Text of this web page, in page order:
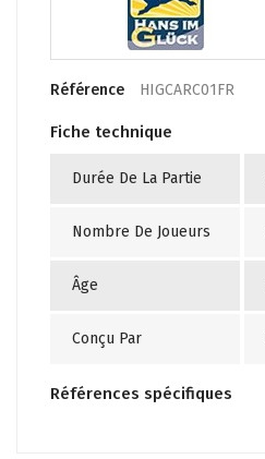
Référence HIGCARC01FR
Fiche technique
Durée De La Partie
Nombre De Joueurs
Âge
Conçu Par
Références spécifiques